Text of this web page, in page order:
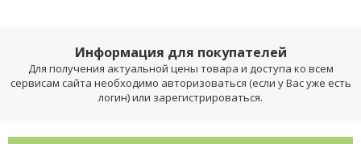
Информация для покупателей
Для получения актуальной цены товара и доступа ко всем
сервисам сайта необходимо авторизоваться (если у Вас уже есть
логин) или зарегистрироваться.